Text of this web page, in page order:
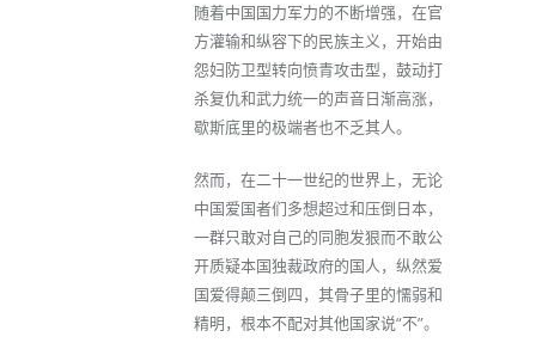
随着中国国力军力的不断增强，在官
方灌输和纵容下的民族主义，开始由
怨妇防卫型转向愤青攻击型，鼓动打
杀复仇和武力统一的声音日渐高涨，
歇斯底里的极端者也不乏其人。
然而，在二十一世纪的世界上，无论
中国爱国者们多想超过和压倒日本，
一群只敢对自己的同胞发狠而不敢公
开质疑本国独裁政府的国人，纵然爱
国爱得颠三倒四，其骨子里的懦弱和
精明，根本不配对其他国家说“不”。